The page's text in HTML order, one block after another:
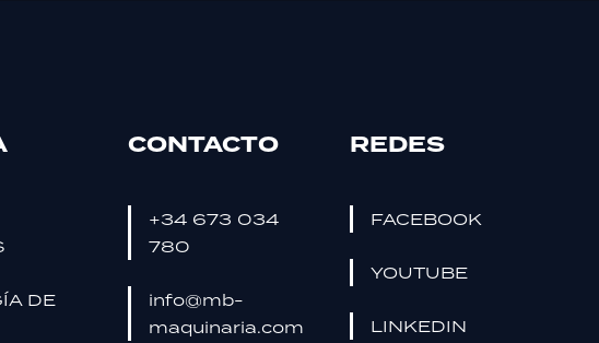
DE
CONTACTO
+34 673 034
780
info@mb-
maquinaria.com
REDES
FACEBOOK
YOUTUBE
LINKEDIN